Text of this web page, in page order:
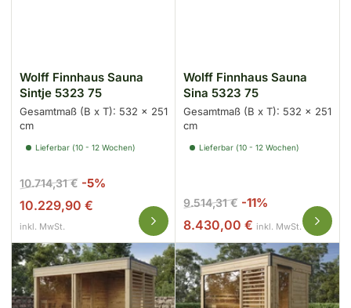
Wolff Finnhaus Sauna
Sintje 5323 75
Gesamtmaß (B x T): 532 x 251
cm
Lieferbar (10 - 12 Wochen)
Normaler
Preis
10.714,31 € -5%
10.229,90 €
inkl. MwSt.
Wolff Finnhaus Sauna
Sina 5323 75
Gesamtmaß (B x T): 532 x 251
cm
Lieferbar (10 - 12 Wochen)
Normaler
Preis
9.514,31 € -11%
8.430,00 € inkl. MwSt.